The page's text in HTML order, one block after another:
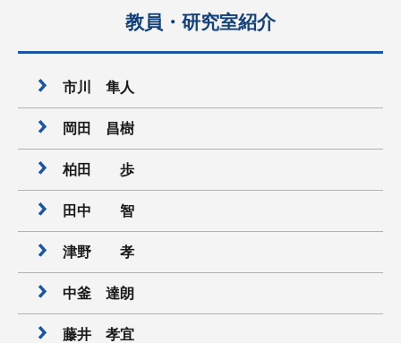
教員・研究室紹介
市川 隼人
岡田 昌樹
柏田 歩
田中 智
津野 孝
中釜 達朗
藤井 孝宜